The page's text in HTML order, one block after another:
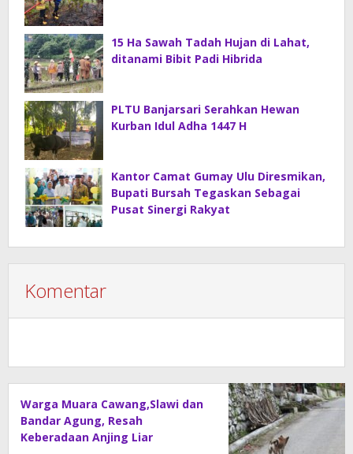
15 Ha Sawah Tadah Hujan di Lahat,
ditanami Bibit Padi Hibrida
PLTU Banjarsari Serahkan Hewan
Kurban Idul Adha 1447 H
Kantor Camat Gumay Ulu Diresmikan,
Bupati Bursah Tegaskan Sebagai
Pusat Sinergi Rakyat
Komentar
Warga Muara Cawang,Slawi dan
Bandar Agung, Resah
Keberadaan Anjing Liar